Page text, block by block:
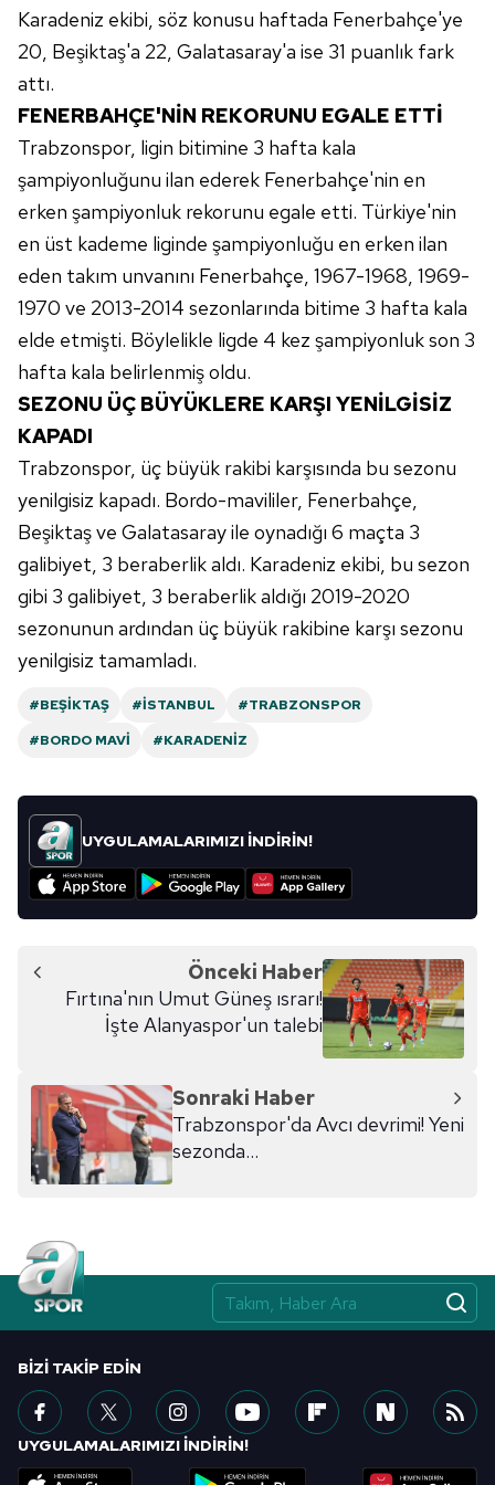
6698 sayılı Kişisel Verilerin Korunması Kanunu uyarınca
hazırlanmış Aydınlatma Metnimizi okumak ve sitemizde
ilgili mevzuata uygun olarak kullanılan çerezlerle ilgili bilgi
tıklayınız
Karadeniz ekibi, söz konusu haftada Fenerbahçe'ye
20, Beşiktaş'a 22, Galatasaray'a ise 31 puanlık fark
attı.
FENERBAHÇE'NİN REKORUNU EGALE ETTİ
Trabzonspor, ligin bitimine 3 hafta kala
şampiyonluğunu ilan ederek Fenerbahçe'nin en
erken şampiyonluk rekorunu egale etti. Türkiye'nin
en üst kademe liginde şampiyonluğu en erken ilan
eden takım unvanını Fenerbahçe, 1967-1968, 1969-
1970 ve 2013-2014 sezonlarında bitime 3 hafta kala
elde etmişti. Böylelikle ligde 4 kez şampiyonluk son 3
hafta kala belirlenmiş oldu.
SEZONU ÜÇ BÜYÜKLERE KARŞI YENİLGİSİZ
KAPADI
Trabzonspor, üç büyük rakibi karşısında bu sezonu
yenilgisiz kapadı. Bordo-mavililer, Fenerbahçe,
Beşiktaş ve Galatasaray ile oynadığı 6 maçta 3
galibiyet, 3 beraberlik aldı. Karadeniz ekibi, bu sezon
gibi 3 galibiyet, 3 beraberlik aldığı 2019-2020
sezonunun ardından üç büyük rakibine karşı sezonu
yenilgisiz tamamladı.
#BEŞIKTAŞ #İSTANBUL
#TRABZONSPOR
#BORDO MAVI
#KARADENIZ
UYGULAMALARIMIZI İNDİRİN!
Önceki Haber
Fırtına'nın Umut Güneş ısrarı!
İşte Alanyaspor'un talebi
Sonraki Haber
Trabzonspor'da Avcı devrimi! Yeni
sezonda...
BIZI TAKIP EDIN
UYGULAMALARIMIZI İNDİRİN!